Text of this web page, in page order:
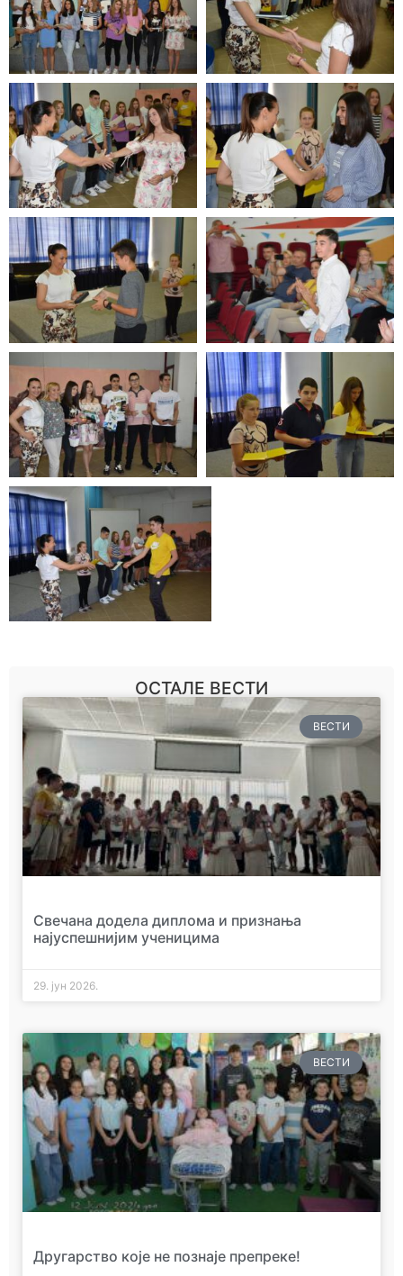
ОСТАЛЕ ВЕСТИ
ВЕСТИ
Свечана додела диплома и признања
најуспешнијим ученицима
29. јун 2026.
ВЕСТИ
Другарство које не познаје препреке!